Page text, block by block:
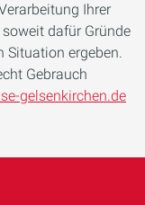
Ihrer
dafür Gründe
Situation ergeben.
Gebrauch
gelsenkirchen.de